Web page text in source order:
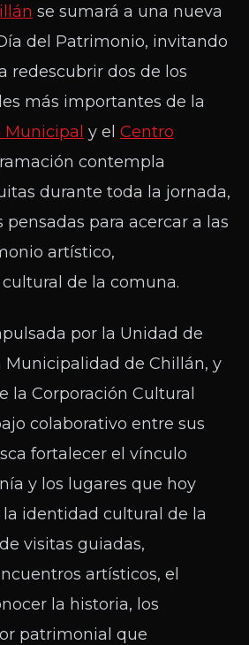
se sumará a una nueva
del Patrimonio, invitando
redescubrir dos de los
más importantes de la
Municipal y el Centro
contempla
durante toda la jornada,
para acercar a las
artístico,
de la comuna.
por la Unidad de
de Chillán, y
la Corporación Cultural
colaborativo entre sus
fortalecer el vínculo
y los lugares que hoy
identidad cultural de la
visitas guiadas,
artísticos, el
la historia, los
patrimonial que